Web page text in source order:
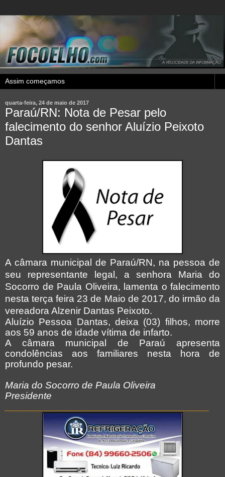
quarta-feira, 24 de maio de 2017
Paraú/RN: Nota de Pesar pelo
falecimento do senhor Aluízio Peixoto
Dantas
A câmara municipal de Paraú/RN, na pessoa de
seu representante legal, a senhora Maria do
Socorro de Paula Oliveira, lamenta o falecimento
nesta terça feira 23 de Maio de 2017, do irmão da
vereadora Alzenir Dantas Peixoto.
Aluízio Pessoa Dantas, deixa (03) filhos, morre
aos 59 anos de idade vítima de infarto.
A câmara municipal de Paraú apresenta
condolências aos familiares nesta hora de
profundo pesar.
Maria do Socorro de Paula Oliveira
Presidente